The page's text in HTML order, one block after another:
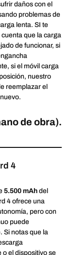
daños con el
problemas de
lenta. SI te
que la carga
de funcionar, si
si el móvil carga
nuestro
reemplazar el
de obra).
4
5.500 mAh del
4 ofrece una
pero con
puede
Si notas que la
o el dispositivo se